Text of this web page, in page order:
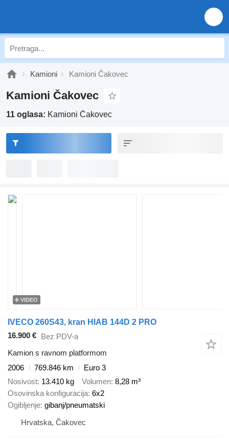
Kamioni Kamioni Čakovec
Kamioni Čakovec
11 oglasa: Kamioni Čakovec
VIDEO
IVECO 260S43, kran HIAB 144D 2 PRO
16.900 € Bez PDV-a
Kamion s ravnom platformom
2006
769.846 km
Euro 3
Nosivost 13.410 kg Volumen 8,28 m³
Osovinska konfiguracija 6x2
Ogibljenje gibanj/pneumatski
Hrvatska, Čakovec